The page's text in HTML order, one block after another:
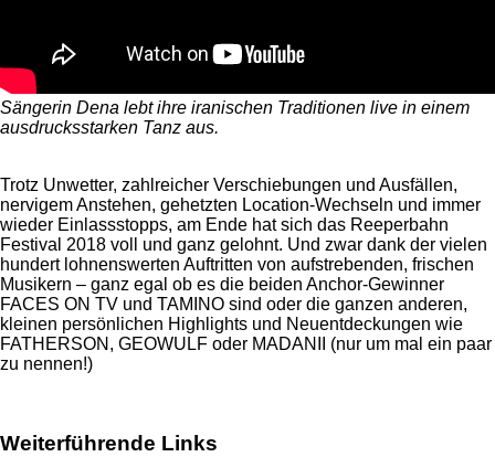
Sängerin Dena lebt ihre iranischen Traditionen live in einem
ausdrucksstarken Tanz aus.
Trotz Unwetter, zahlreicher Verschiebungen und Ausfällen,
nervigem Anstehen, gehetzten Location-Wechseln und immer
wieder Einlassstopps, am Ende hat sich das Reeperbahn
Festival 2018 voll und ganz gelohnt. Und zwar dank der vielen
hundert lohnenswerten Auftritten von aufstrebenden, frischen
Musikern – ganz egal ob es die beiden Anchor-Gewinner
FACES ON TV und TAMINO sind oder die ganzen anderen,
kleinen persönlichen Highlights und Neuentdeckungen wie
FATHERSON, GEOWULF oder MADANII (nur um mal ein paar
zu nennen!)
Weiterführende Links